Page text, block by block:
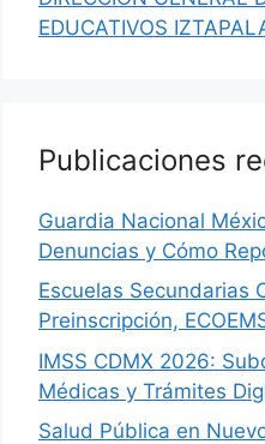
EDUCATIVOS
Publicaciones
Guardia Nacional
Denuncias y Cómo
Escuelas Secundarias
Preinscripción,
IMSS CDMX 2026:
Médicas y Trámites
Salud Pública en